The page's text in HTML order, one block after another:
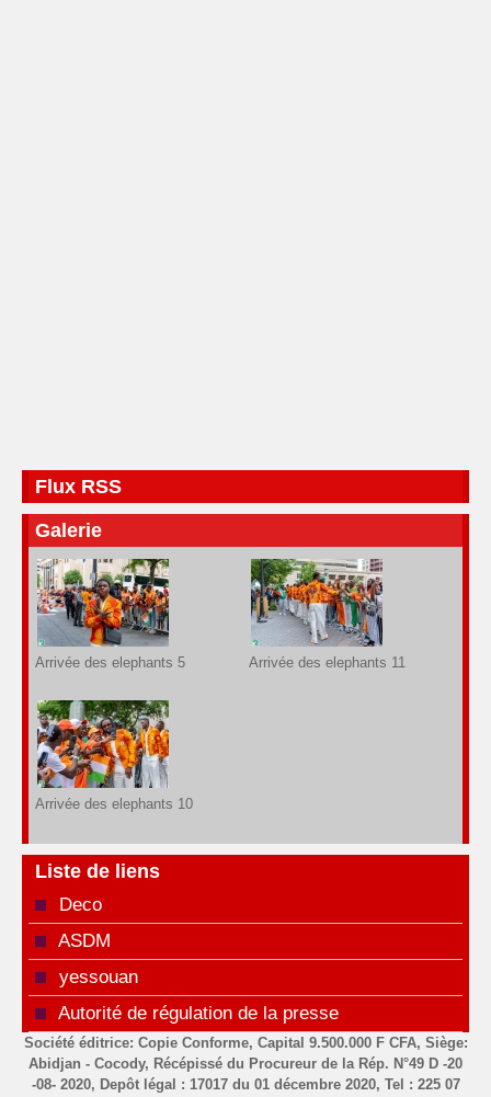
Flux RSS
Galerie
Arrivée des elephants 5 Arrivée des elephants 11
Arrivée des elephants 10
Liste de liens
Deco
ASDM
yessouan
Autorité de régulation de la presse
Société éditrice: Copie Conforme, Capital 9.500.000 F CFA, Siège:
Abidjan - Cocody, Récépissé du Procureur de la Rép. N°49 D -20
-08- 2020, Depôt légal : 17017 du 01 décembre 2020, Tel : 225 07